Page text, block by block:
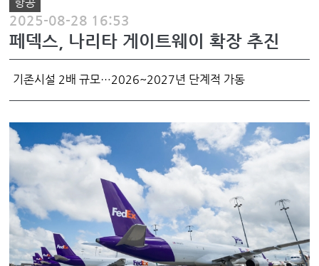
2025-08-28 16:53
페덱스, 나리타 게이트웨이 확장 추진
기존시설 2배 규모…2026~2027년 단계적 가동